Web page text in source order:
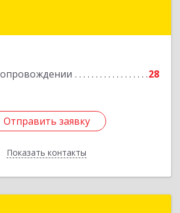
28
Отправить заявку
Показать контакты
обл, Ступино г, Андропова
Отправить заявку
Назад